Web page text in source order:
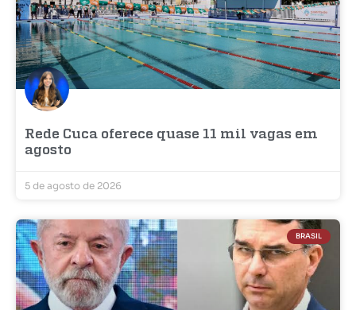
Rede Cuca oferece quase 11 mil vagas em
agosto
5 de agosto de 2026
BRASIL